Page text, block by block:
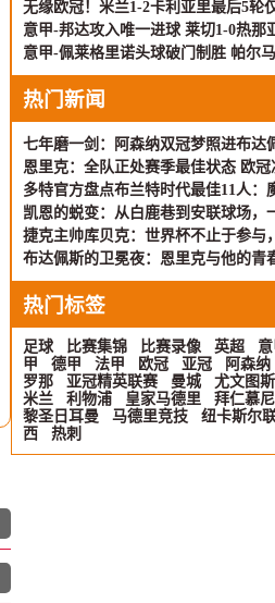
意甲-邦达攻入唯一进球 莱切1-0热那
热门新闻
布达佩斯的卫冕夜：恩里克与他的青
热门标签
足球 比赛集锦 比赛录像 英超
甲
德甲 法甲 欧冠 亚冠 阿森纳
罗那
亚冠精英联赛 曼城 尤文图斯
米兰
利物浦 皇家马德里 拜仁慕
黎圣日耳曼
马德里竞技 纽卡斯尔
西
热刺